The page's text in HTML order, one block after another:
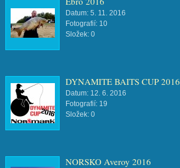
Datum: 5. 11. 2016
Fotografií: 10
Složek: 0
DYNAMITE BAITS CUP 2016
Datum: 12. 6. 2016
Fotografií: 19
Složek: 0
NORSKO Averoy 2016